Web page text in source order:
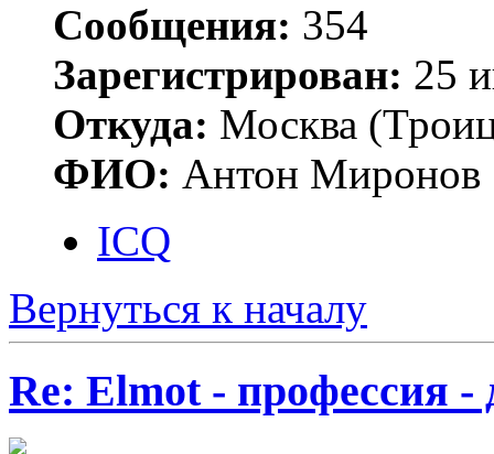
Сообщения: 354
Зарегистрирован: 25
Откуда: Москва
ФИО: Антон Миронов
ICQ
Вернуться к началу
Re: Elmot - профессия -